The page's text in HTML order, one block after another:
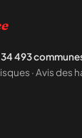
34 493
· Avis des